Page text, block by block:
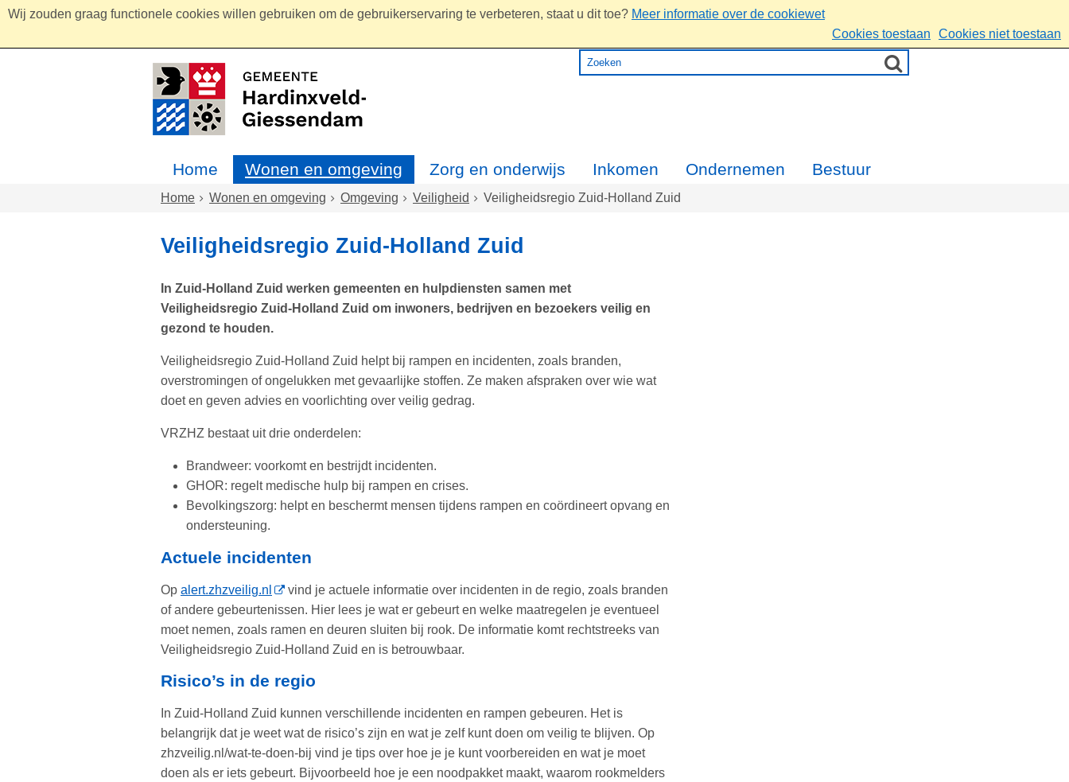
Wij zouden graag functionele cookies willen gebruiken om de gebruikerservaring te verbeteren, staat u dit toe? Meer informatie over de cookiewet
Cookies toestaan
Cookies niet toestaan
Home Wonen en omgeving Zorg en onderwijs Inkomen Ondernemen Bestuur
Home Wonen en omgeving Omgeving Veiligheid Veiligheidsregio Zuid-Holland Zuid
Veiligheidsregio Zuid-Holland Zuid
In Zuid-Holland Zuid werken gemeenten en hulpdiensten samen met
Veiligheidsregio Zuid-Holland Zuid om inwoners, bedrijven en bezoekers veilig en
gezond te houden.
Veiligheidsregio Zuid-Holland Zuid helpt bij rampen en incidenten, zoals branden,
overstromingen of ongelukken met gevaarlijke stoffen. Ze maken afspraken over wie wat
doet en geven advies en voorlichting over veilig gedrag.
VRZHZ bestaat uit drie onderdelen:
Brandweer: voorkomt en bestrijdt incidenten.
GHOR: regelt medische hulp bij rampen en crises.
Bevolkingszorg: helpt en beschermt mensen tijdens rampen en coördineert opvang en
ondersteuning.
Actuele incidenten
Op alert.zhzveilig.nl
vind je actuele informatie over incidenten in de regio, zoals branden
of andere gebeurtenissen. Hier lees je wat er gebeurt en welke maatregelen je eventueel
moet nemen, zoals ramen en deuren sluiten bij rook. De informatie komt rechtstreeks van
Veiligheidsregio Zuid-Holland Zuid en is betrouwbaar.
Risico’s in de regio
In Zuid-Holland Zuid kunnen verschillende incidenten en rampen gebeuren. Het is
belangrijk dat je weet wat de risico’s zijn en wat je zelf kunt doen om veilig te blijven. Op
zhzveilig.nl/wat-te-doen-bij vind je tips over hoe je je kunt voorbereiden en wat je moet
doen als er iets gebeurt. Bijvoorbeeld hoe je een noodpakket maakt, waarom rookmelders